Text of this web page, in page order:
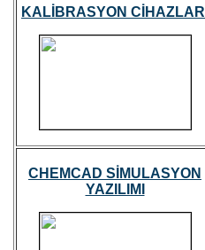
KALİBRASYON CİHAZLARI
CHEMCAD SİMULASYON
YAZILIMI